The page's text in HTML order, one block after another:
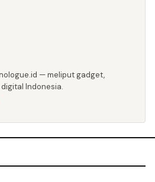
— meliput gadget,
Indonesia.